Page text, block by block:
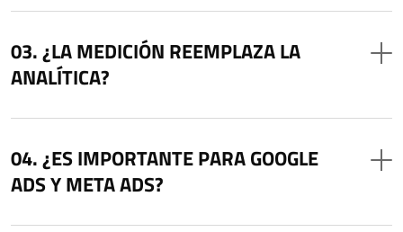
¿LA MEDICIÓN REEMPLAZA LA
ANALÍTICA?
¿ES IMPORTANTE PARA GOOGLE
ADS Y META ADS?